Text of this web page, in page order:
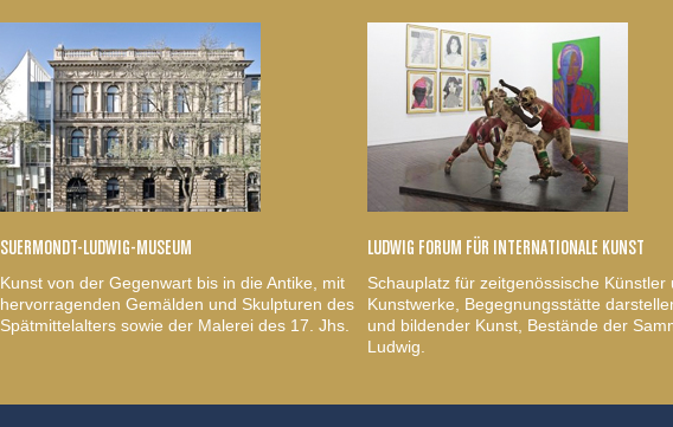
SUERMONDT-LUDWIG-MUSEUM
Kunst von der Gegenwart bis in die Antike, mit
hervorragenden Gemälden und Skulpturen des
Spätmittelalters sowie der Malerei des 17. Jhs.
LUDWIG FORUM FÜR INTERNATIONALE KUNST
Schauplatz für zeitgenössische Künstler
Kunstwerke, Begegnungsstätte
und bildender Kunst, Bestände der
Ludwig.